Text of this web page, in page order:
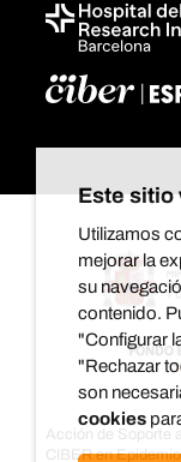
Acción de Soporte
CIBER en
Este sitio
Utilizamos
mejorar la
su
contenido.
"Configurar
"Rechazar
son
cookies